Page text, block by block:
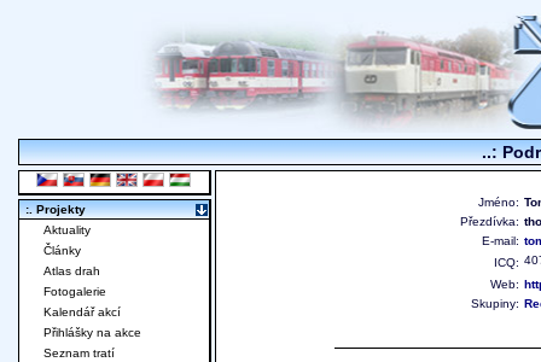
..:
Jméno:
Přezdívka:
E-mail:
ICQ:
Web:
Skupiny:
:. Projekty
Aktuality
Články
Atlas drah
Fotogalerie
Kalendář akcí
Přihlášky na akce
Seznam tratí